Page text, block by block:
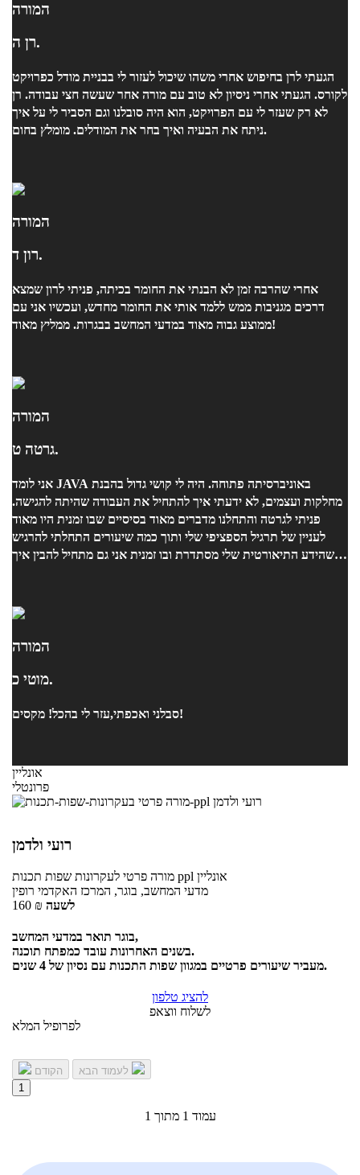
המורה
רן ה.
הגעתי לרן בחיפוש אחרי משהו שיכול לעזור לי בבניית מודל כפרויקט
לקורס. הגעתי אחרי ניסיון לא טוב עם מורה אחר שעשה חצי עבודה. רן
לא רק שעזר לי עם הפרויקט, הוא היה סובלנו וגם הסביר לי על איך
ניתח את הבעיה ואיך בחר את המודלים. מומלץ בחום.
המורה
רון ד.
אחרי שהרבה זמן לא הבנתי את החומר בכיתה, פניתי לרון שמצא
דרכים מגניבות ממש ללמד אותי את החומר מחדש, ועכשיו אני עם
ממוצע גבוה מאוד במדעי המחשב בבגרות. ממליץ מאוד!
המורה
גרטה ט.
אני לומד JAVA באוניברסיתה פתוחה. היה לי קושי גדול בהבנת
מחלקות ועצמים, לא ידעתי איך להתחיל את העבודה שהיתה להגישה.
פניתי לגרטה והתחלנו מדברים מאוד בסיסיים שבו זמנית היו מאוד
לעניין של תרגיל הספציפי שלי ותוך כמה שיעורים התחלתי להרגיש
שהידע התיאורטית שלי מסתדרת ובו זמנית אני גם מתחיל להבין איך
המורה
מוטי כ.
סבלני ואכפתי,עזר לי בהכל! מקסים!
אונליין
פרונטלי
רועי ולדמן
מורה פרטי לעקרונות שפות תכנות ppl אונליין
מדעי המחשב, בוגר, המרכז האקדמי רופין
160 ₪ לשעה
בוגר תואר במדעי המחשב,
בשנים האחרונות עובד כמפתח תוכנה.
מעביר שיעורים פרטיים במגוון שפות התכנות עם נסיון של 4 שנים.
להציג טלפון
לשלוח ווצאפ
לפרופיל המלא
הקודם
1
עמוד 1 מתוך 1